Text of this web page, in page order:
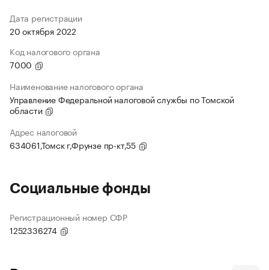
Дата регистрации
20 октября 2022
Код налогового органа
7000
Наименование налогового органа
Управление Федеральной налоговой службы по Томской
области
Адрес налоговой
634061,Томск г,Фрунзе пр-кт,55
Социальные фонды
Регистрационный номер СФР
1252336274